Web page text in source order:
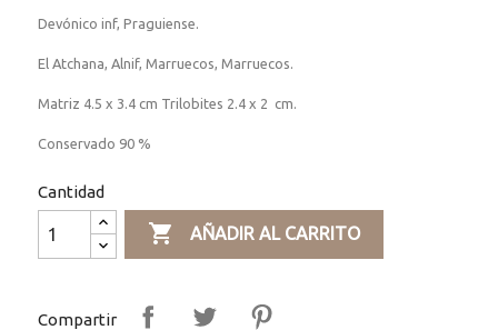
Devónico inf, Praguiense.
El Atchana, Alnif, Marruecos, Marruecos.
Matriz 4.5 x 3.4 cm Trilobites 2.4 x 2 cm.
Conservado 90 %
Cantidad
 AÑADIR AL CARRITO
Compartir